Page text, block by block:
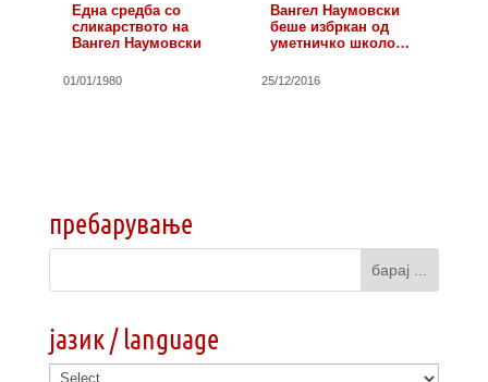
Една средба со
сликарството на
Вангел Наумовски
01/01/1980
Вангел Наумовски
беше избркан од
уметничко школо…
25/12/2016
пребарување
јазик / language